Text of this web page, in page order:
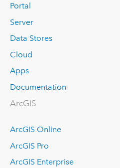
Portal
Server
Data Stores
Cloud
Apps
Documentation
ArcGIS
ArcGIS Online
ArcGIS Pro
ArcGIS Enterprise